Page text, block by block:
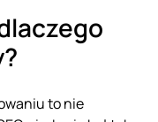
to nie